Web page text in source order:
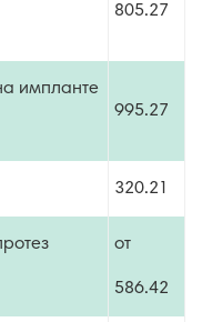
805.27
импланте
995.27
320.21
от
586.42